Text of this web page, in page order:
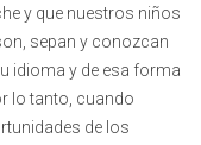
y que nuestros niños
sepan y conozcan
idioma y de esa forma
lo tanto, cuando
de los